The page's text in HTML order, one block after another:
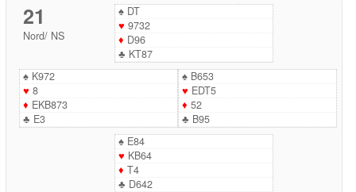
21
Nord/ NS
♠DT
♥ 9732
♦ D96
♣ KT87
♠K972
♥ 8
♦ EKB873
♣ E3
♠B653
♥ EDT5
♦ 52
♣ B95
♠E84
♥ KB64
♦ T4
♣ D642